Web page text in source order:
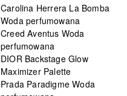
Carolina Herrera La Bomba
Woda perfumowana
Creed Aventus Woda
perfumowana
DIOR Backstage Glow
Maximizer Palette
Prada Paradigme Woda